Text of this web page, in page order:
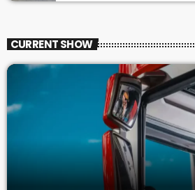
CURRENT SHOW